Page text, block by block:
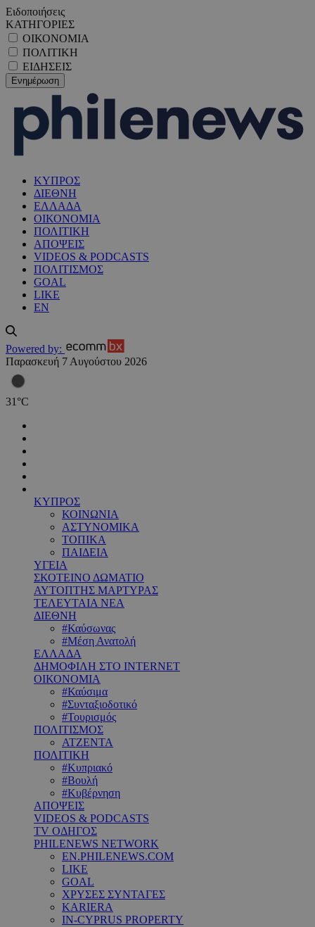
Ειδοποιήσεις
ΚΑΤΗΓΟΡΙΕΣ
ΟΙΚΟΝΟΜΙΑ
ΠΟΛΙΤΙΚΗ
ΕΙΔΗΣΕΙΣ
ΚΥΠΡΟΣ
ΔΙΕΘΝΗ
ΕΛΛΑΔΑ
ΟΙΚΟΝΟΜΙΑ
ΠΟΛΙΤΙΚΗ
ΑΠΟΨΕΙΣ
VIDEOS & PODCASTS
ΠΟΛΙΤΙΣΜΟΣ
GOAL
LIKE
EN
Powered by:
Παρασκευή 7 Αυγούστου 2026
31 °C
ΚΥΠΡΟΣ
ΚΟΙΝΩΝΙΑ
ΑΣΤΥΝΟΜΙΚΑ
ΤΟΠΙΚΑ
ΠΑΙΔΕΙΑ
ΥΓΕΙΑ
ΣΚΟΤΕΙΝΟ ΔΩΜΑΤΙΟ
ΑΥΤΟΠΤΗΣ ΜΑΡΤΥΡΑΣ
ΤΕΛΕΥΤΑΙΑ ΝΕΑ
ΔΙΕΘΝΗ
#Καύσωνας
#Μέση Ανατολή
ΕΛΛΑΔΑ
ΔΗΜΟΦΙΛΗ ΣΤΟ INTERNET
ΟΙΚΟΝΟΜΙΑ
#Καύσιμα
#Συνταξιοδοτικό
#Τουρισμός
ΠΟΛΙΤΙΣΜΟΣ
ΑΤΖΕΝΤΑ
ΠΟΛΙΤΙΚΗ
#Κυπριακό
#Βουλή
#Κυβέρνηση
ΑΠΟΨΕΙΣ
VIDEOS & PODCASTS
TV ΟΔΗΓΟΣ
PHILENEWS NETWORK
EN.PHILENEWS.COM
LIKE
GOAL
ΧΡΥΣΕΣ ΣΥΝΤΑΓΕΣ
KARIERA
IN-CYPRUS PROPERTY